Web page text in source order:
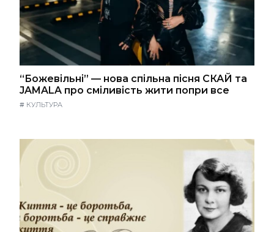
“Божевільні” — нова спільна пісня СКАЙ та
JAMALA про сміливість жити попри все
# КУЛЬТУРА